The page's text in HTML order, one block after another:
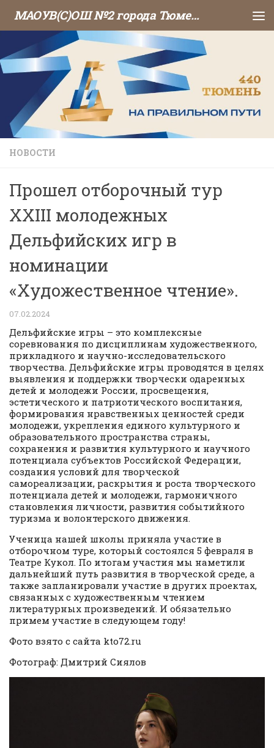
Перейти к содержимому МАОУВ(С)ОШ №2 города Тюмени
НОВОСТИ
Прошел отборочный тур
XXIII молодежных
Дельфийских игр в
номинации
«Художественное чтение».
07.02.2024
Дельфийские игры – это комплексные
соревнования по дисциплинам художественного,
прикладного и научно-исследовательского
творчества. Дельфийские игры проводятся в целях
выявления и поддержки творчески одаренных
детей и молодежи России, просвещения,
эстетического и патриотического воспитания,
формирования нравственных ценностей среди
молодежи, укрепления единого культурного и
образовательного пространства страны,
сохранения и развития культурного и научного
потенциала субъектов Российской Федерации,
создания условий для творческой
самореализации, раскрытия и роста творческого
потенциала детей и молодежи, гармоничного
становления личности, развития событийного
туризма и волонтерского движения.
Ученица нашей школы приняла участие в
отборочном туре, который состоялся 5 февраля в
Театре Кукол. По итогам участия мы наметили
дальнейший путь развития в творческой среде, а
также запланировали участие в других проектах,
связанных с художественным чтением
литературных произведений. И обязательно
примем участие в следующем году!
Фото взято с сайта kto72.ru
Фотограф: Дмитрий Сиялов